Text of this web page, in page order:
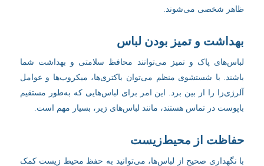
ظاهر شخصی می‌شوند.
بهداشت و تمیز بودن لباس
لباس‌های پاک و تمیز می‌توانند محافظ سلامتی و بهداشت شما
باشند. با شستشوی منظم می‌توان باکتری‌ها، میکروب‌ها و عوامل
آلرژی‌زا را از بین برد. این امر برای لباس‌هایی که به‌طور مستقیم
باپوست در تماس هستند، مانند لباس‌های زیر، بسیار مهم است.
حفاظت از محیط‌زیست
با نگهداری صحیح از لباس‌ها، می‌توانید به حفظ محیط زیست کمک